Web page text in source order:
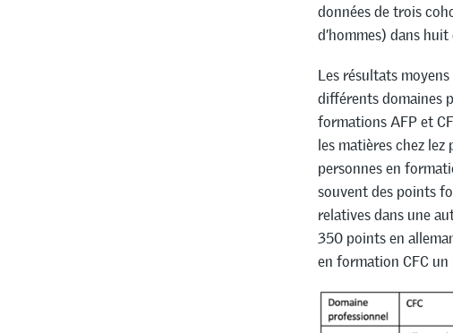
données de trois
d’hommes) dans
Les résultats
différents domaines
formations AFP et
les matières chez
personnes en
souvent des points
relatives dans une
350 points en
en formation CFC